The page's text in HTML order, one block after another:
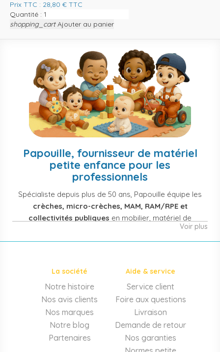
Prix TTC : 28,80 € TTC
Quantité :
shopping_cart Ajouter au panier
Papouille, fournisseur de matériel
petite enfance pour les
professionnels
Spécialiste depuis plus de 50 ans, Papouille équipe les
crèches, micro-crèches, MAM, RAM/RPE et
collectivités publiques en mobilier, matériel de
puériculture, jouets et équipement pour structures
d'accueil de la petite enfance. Notre offre couvre
cabinets infirmiers).
Mobilier et équipement de crèche
Lits crèche en bois, couchettes empilables, meubles à
langer sur mesure en résine antibactérienne, tables et
chaises adaptées aux 0-6 ans, banc-vestiaire, barrières de
séparation. Tout le matériel pour aménager une structure
Voir plus
La société
Notre histoire
Nos avis clients
Nos marques
Notre blog
Partenaires
Aide & service
Service client
Foire aux questions
Livraison
Demande de retour
Nos garanties